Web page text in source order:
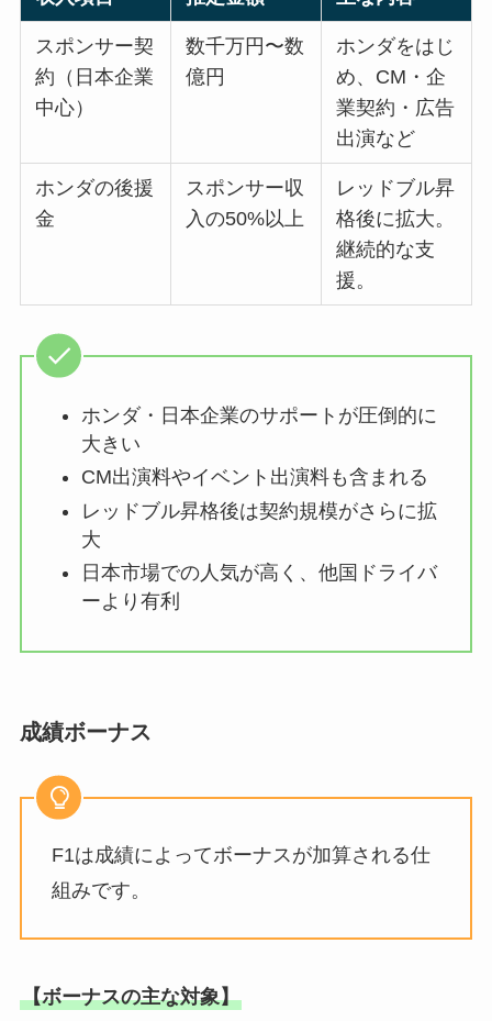
スポンサー契
約（日本企業
中心）
数千万円〜数
億円
ホンダをはじ
め、CM・企
業契約・広告
出演など
ホンダの後援
金
スポンサー収
入の50%以上
レッドブル昇
格後に拡大。
継続的な支
援。
ホンダ・日本企業のサポートが圧倒的に
大きい
CM出演料やイベント出演料も含まれる
レッドブル昇格後は契約規模がさらに拡
大
日本市場での人気が高く、他国ドライバ
ーより有利
成績ボーナス
F1は成績によってボーナスが加算される仕
組みです。
【ボーナスの主な対象】